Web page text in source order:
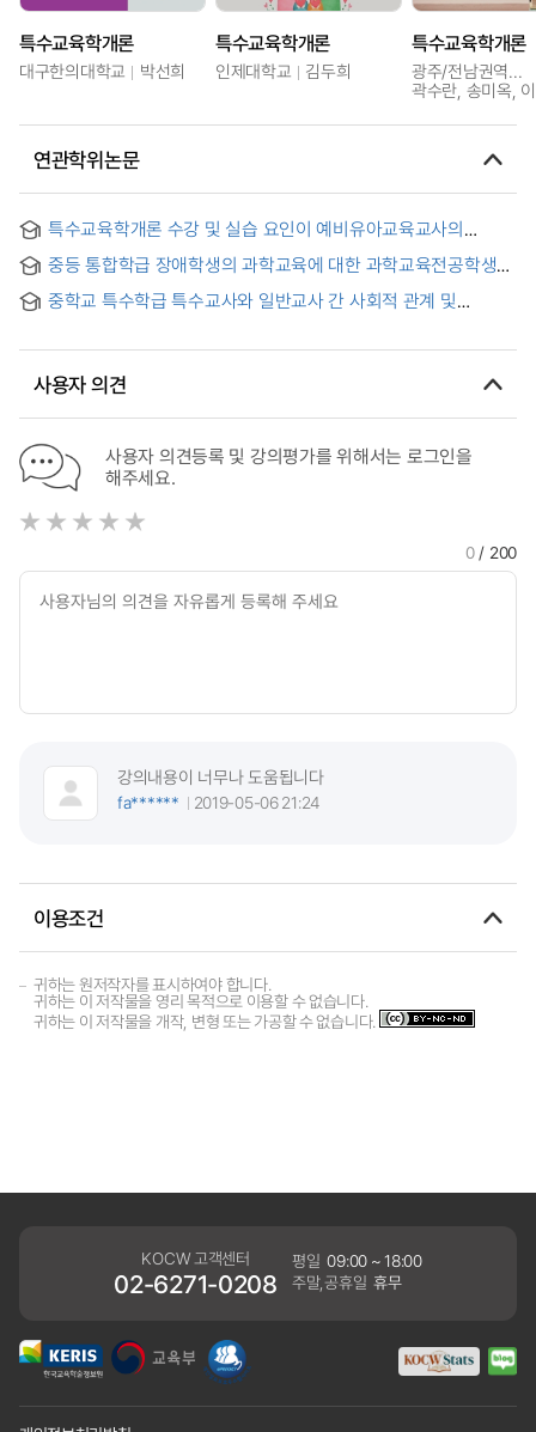
특수교육학개론
대구한의대학교 박선희
특수교육학개론
인제대학교 김두희
특수교육학개론
광주/전남권역센터
곽수란, 송미옥,
연관학위논문
특수교육학개론 수강 및 실습 요인이 예비유아교육교사의
중등 통합학급 장애학생의 과학교육에 대한 과학교육전공학생과
Perceptions of Science Education Students and Special
with Disabilities in Integrated Classes
중학교 특수학급 특수교사와 일반교사 간 사회적 관계 및
사용자 의견
사용자 의견등록 및 강의평가를 위해서는 로그인을
해주세요.
0/ 200
강의내용이 너무나 도움됩니다
fa******
2019-05-06 21:24
이용조건
귀하는 원저작자를 표시하여야 합니다.
귀하는 이 저작물을 영리 목적으로 이용할 수 없습니다.
귀하는 이 저작물을 개작, 변형 또는 가공할 수 없습니다.
KOCW 고객센터
02-6271-0208
평일 09:00 ~ 18:00
주말,공휴일 휴무